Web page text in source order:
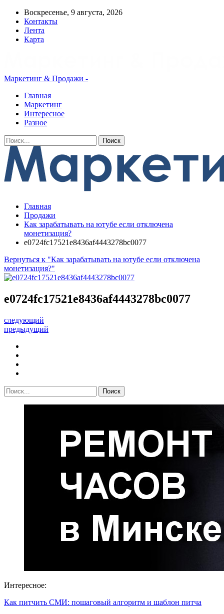
Воскресенье, 9 августа, 2026
Контакты
Лента
Карта
Маркетинг & Продажи -
Главная
Маркетинг
Интересное
Разное
Главная
Продажи
Как зарабатывать на ютубе если отключена
монетизация?
e0724fc17521e8436af4443278bc0077
Вернуться к "Как зарабатывать на ютубе если отключена
монетизация?"
e0724fc17521e8436af4443278bc0077
следующий
предыдущий
Интересное:
Как питчить СМИ: пошаговый алгоритм и шаблон питча